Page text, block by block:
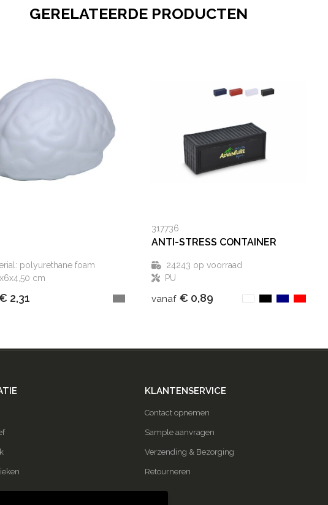
GERELATEERDE PRODUCTEN
polyurethane foam
cm
2,31
317736
ANTI-STRESS CONTAINER
24243 op voorraad
PU
vanaf € 0,89
KLANTENSERVICE
Contact opnemen
Sample aanvragen
Verzending & Bezorging
Retourneren